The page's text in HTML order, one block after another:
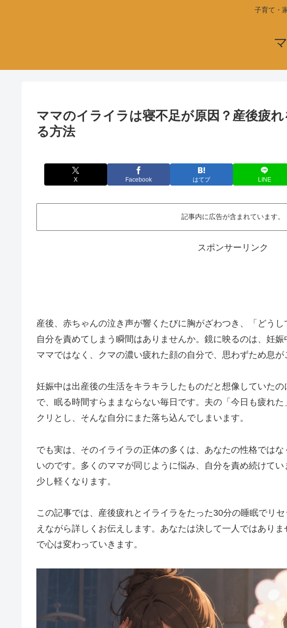
子育て・
ママのイライラは寝不足が原因？産後疲
る方法
X Facebook はてブ LINE
記事内に広告が含まれています。
スポンサーリンク
産後、赤ちゃんの泣き声が響くたびに胸がざわつき、「どう
自分を責めてしまう瞬間はありませんか。鏡に映るのは、妊
ママではなく、クマの濃い疲れた顔の自分で、思わずため息が
妊娠中は出産後の生活をキラキラしたものだと想像していた
で、眠る時間すらままならない毎日です。夫の「今日も疲れ
クリとし、そんな自分にまた落ち込んでしまいます。
でも実は、そのイライラの正体の多くは、あなたの性格では
いのです。多くのママが同じように悩み、自分を責め続けて
少し軽くなります。
この記事では、産後疲れとイライラをたった30分の睡眠でリ
えながら詳しくお伝えします。あなたは決して一人ではあり
で心は変わっていきます。